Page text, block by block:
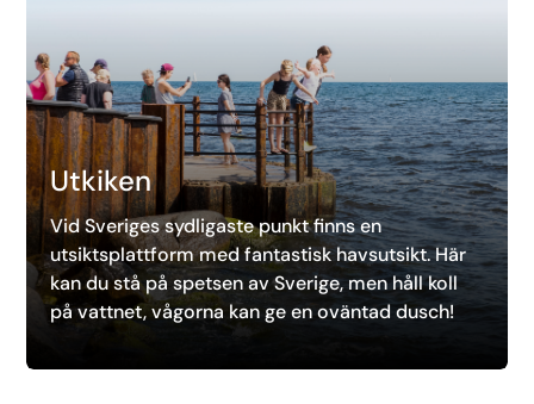
Utkiken
Vid Sveriges sydligaste punkt finns en
utsiktsplattform med fantastisk havsutsikt. Här
kan du stå på spetsen av Sverige, men håll koll
på vattnet, vågorna kan ge en oväntad dusch!